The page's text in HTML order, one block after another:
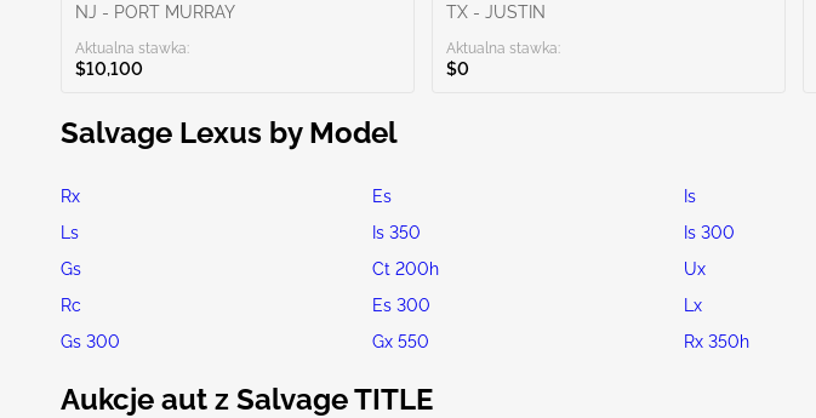
NJ - PORT MURRAY
Aktualna stawka:
$10,100
TX - JUSTIN
Aktualna stawka:
$0
Salvage Lexus by Model
Rx Es Is
Ls
Is 350 Is 300
Gs
Ct 200h Ux
Rc
Es 300 Lx
Gs 300
Gx 550 Rx 350h
Aukcje aut z Salvage TITLE